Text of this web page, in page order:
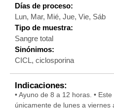
Días de proceso:
Lun, Mar, Mié, Jue, Vie, Sáb
Tipo de muestra:
Sangre total
Sinónimos:
CICL, ciclosporina
Indicaciones:
• Ayuno de 8 a 12 horas. •
únicamente de lunes a viernes